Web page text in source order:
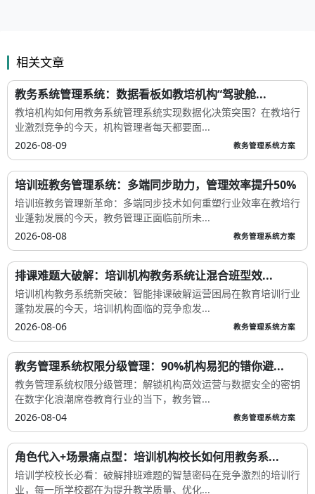
相关文章
教务系统管理系统：数据看板如教培机构“驾驶舱...
教培机构如何用教务系统管理系统实现数据化决策突围？在教培行
业激烈竞争的今天，机构管理者每天都要面...
2026-08-09
教务管理系统方案
培训班教务管理系统：多端同步助力，管理效率提升50%
培训班教务管理新革命：多端同步技术如何重塑行业效率在教培行
业蓬勃发展的今天，教务管理正面临前所未...
2026-08-08
教务管理系统方案
排课难题大破解：培训机构教务系统让混合班型效...
培训机构教务系统新突破：智能排课破解运营困局在教育培训行业
蓬勃发展的今天，培训机构面临的竞争愈发...
2026-08-06
教务管理系统方案
教务管理系统权限分级管理：90%机构易犯的错你避...
教务管理系统权限分级管理：解锁机构高效运营与数据安全的密钥
在数字化浪潮席卷教育行业的当下，教务管...
2026-08-04
教务管理系统方案
角色代入+场景痛点型：培训机构校长如何用教务系...
培训学校校长必看：破解排班难题的智慧密码在竞争激烈的培训行
业，每一所学校都在为提升教学质量、优化...